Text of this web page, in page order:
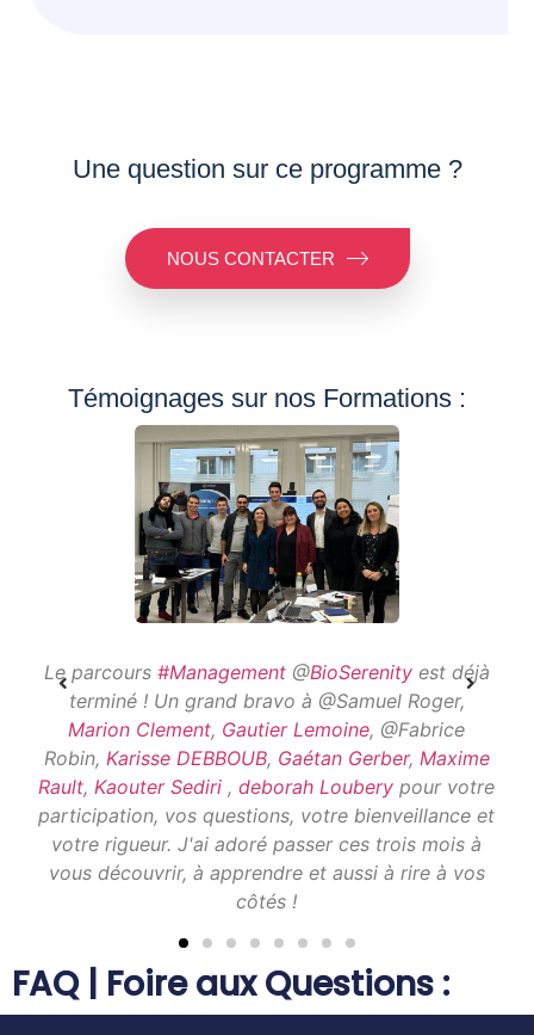
Une question sur ce programme ?
NOUS CONTACTER
Témoignages sur nos Formations :
Le parcours #Management@BioSerenityest déjà
terminé ! Un grand bravo à @Samuel Roger,
Marion Clement, Gautier Lemoine, @Fabrice
Robin, Karisse DEBBOUB, Gaétan Gerber, Maxime
Rault, Kaouter Sediri ,deborah Loubery pour votre
participation, vos questions, votre bienveillance et
votre rigueur. J'ai adoré passer ces trois mois à
vous découvrir, à apprendre et aussi à rire à vos
côtés !
Jordy HELIAS
Unlocking Human Potential | Activating Change | Trans-
FAQ | Foire aux Questions :